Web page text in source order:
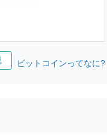
ビットコインってなに?